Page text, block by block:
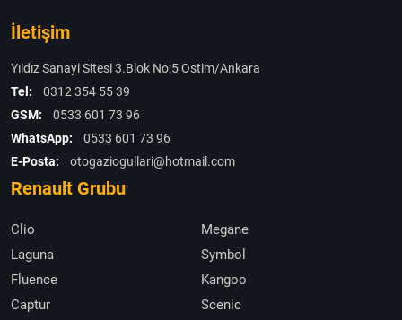
İletişim
Yıldız Sanayi Sitesi 3.Blok No:5 Ostim/Ankara
Tel:
0312 354 55 39
GSM:
0533 601 73 96
WhatsApp:
0533 601 73 96
E-Posta:
otogaziogullari@hotmail.com
Renault Grubu
Clio
Megane
Laguna
Symbol
Fluence
Kangoo
Captur
Scenic